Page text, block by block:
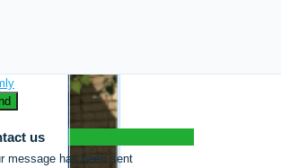
us
message has been sent